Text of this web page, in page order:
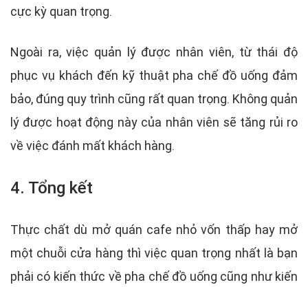
cực kỳ quan trọng.
Ngoài ra, việc quản lý được nhân viên, từ thái độ
phục vụ khách đến kỹ thuật pha chế đồ uống đảm
bảo, đúng quy trình cũng rất quan trọng. Không quản
lý được hoạt động này của nhân viên sẽ tăng rủi ro
về việc đánh mất khách hàng.
4. Tổng kết
Thực chất dù mở quán cafe nhỏ vốn thấp hay mở
một chuỗi cửa hàng thì việc quan trọng nhất là bạn
phải có kiến thức về pha chế đồ uống cũng như kiến